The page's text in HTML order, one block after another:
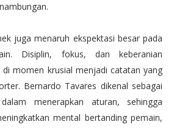
juga menaruh ekspektasi besar pada
Disiplin, fokus, dan keberanian
momen krusial menjadi catatan yang
Bernardo Tavares dikenal sebagai
menerapkan aturan, sehingga
mental bertanding pemain,